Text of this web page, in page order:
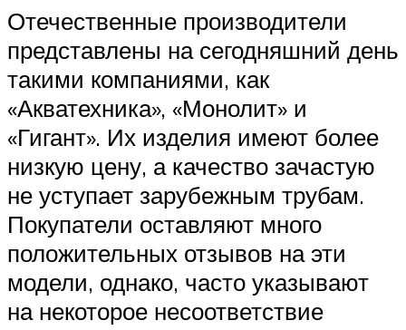
Отечественные производители
представлены на сегодняшний день
такими компаниями, как
«Акватехника», «Монолит» и
«Гигант». Их изделия имеют более
низкую цену, а качество зачастую
не уступает зарубежным трубам.
Покупатели оставляют много
положительных отзывов на эти
модели, однако, часто указывают
на некоторое несоответствие